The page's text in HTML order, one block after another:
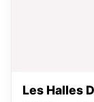
Les Halles